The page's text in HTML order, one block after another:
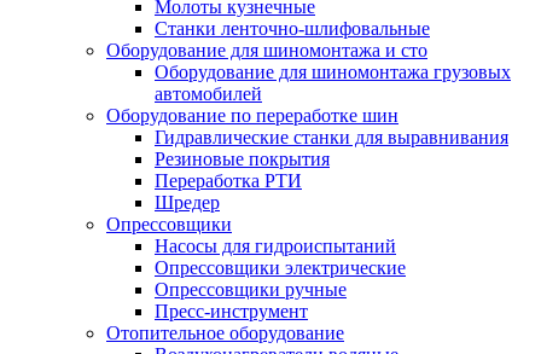
Молоты кузнечные
Станки ленточно-шлифовальные
Оборудование для шиномонтажа и сто
Оборудование для шиномонтажа грузовых
автомобилей
Оборудование по переработке шин
Гидравлические станки для выравнивания
Резиновые покрытия
Переработка РТИ
Шредер
Опрессовщики
Насосы для гидроиспытаний
Опрессовщики электрические
Опрессовщики ручные
Пресс-инструмент
Отопительное оборудование